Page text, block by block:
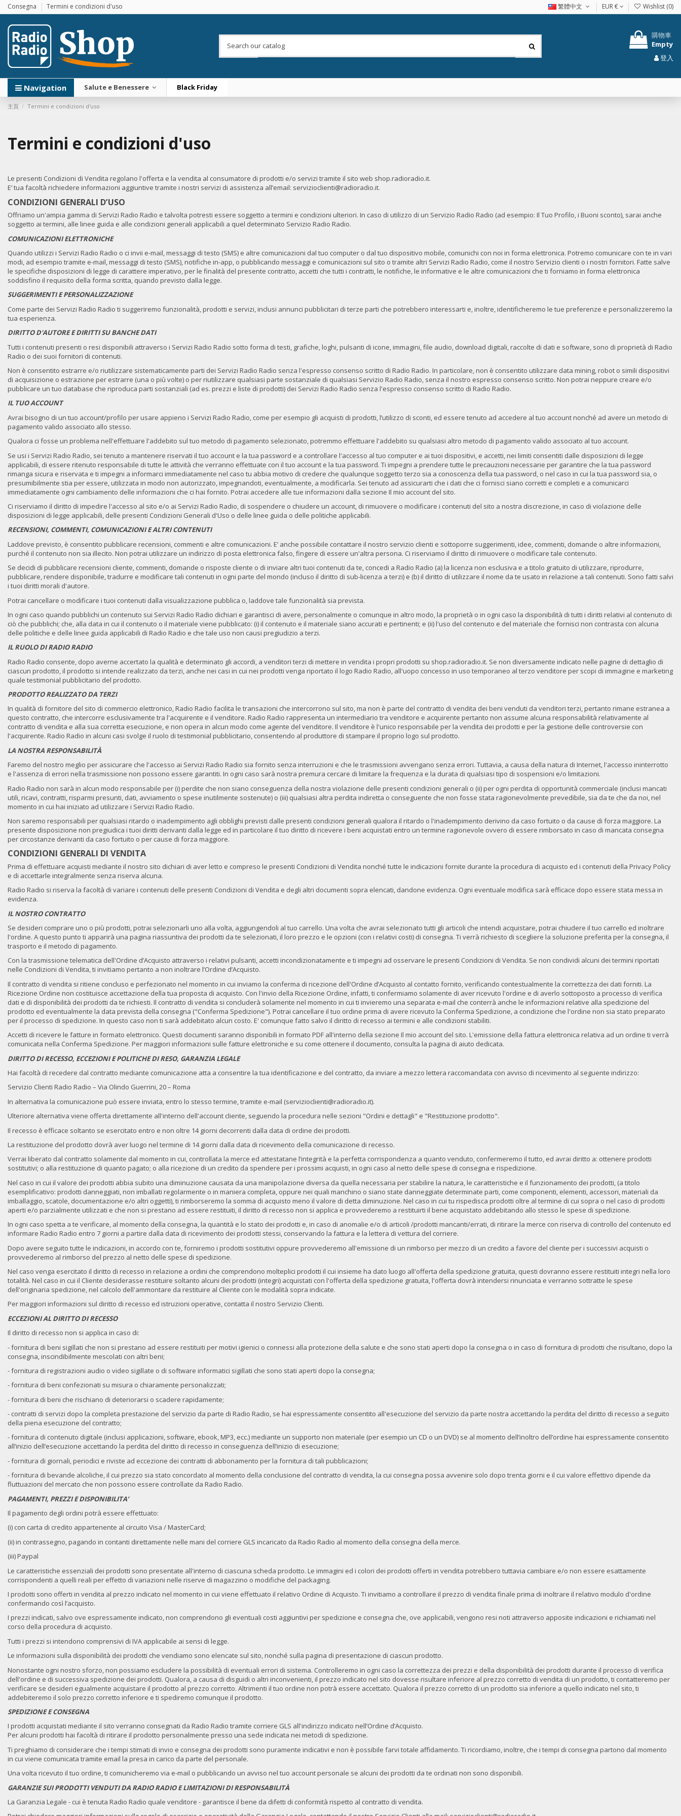
Consegna Termini e condizioni d'uso 繁體中文 EUR € Wishlist (0)
購物車
Empty
登入
Navigation Salute e Benessere Black Friday
主頁 Termini e condizioni d'uso
Termini e condizioni d'uso
Le presenti Condizioni di Vendita regolano l'offerta e la vendita al consumatore di prodotti e/o servizi tramite il sito web shop.radioradio.it.
E’ tua facoltà richiedere informazioni aggiuntive tramite i nostri servizi di assistenza all’email: servizioclienti@radioradio.it.
CONDIZIONI GENERALI D’USO
Offriamo un'ampia gamma di Servizi Radio Radio e talvolta potresti essere soggetto a termini e condizioni ulteriori. In caso di utilizzo di un Servizio Radio Radio (ad esempio: Il Tuo Profilo, i Buoni sconto), sarai anche
soggetto ai termini, alle linee guida e alle condizioni generali applicabili a quel determinato Servizio Radio Radio.
COMUNICAZIONI ELETTRONICHE
Quando utilizzi i Servizi Radio Radio o ci invii e-mail, messaggi di testo (SMS) e altre comunicazioni dal tuo computer o dal tuo dispositivo mobile, comunichi con noi in forma elettronica. Potremo comunicare con te in vari
modi, ad esempio tramite e-mail, messaggi di testo (SMS), notifiche in-app, o pubblicando messaggi e comunicazioni sul sito o tramite altri Servizi Radio Radio, come il nostro Servizio clienti o i nostri fornitori. Fatte salve
le specifiche disposizioni di legge di carattere imperativo, per le finalità del presente contratto, accetti che tutti i contratti, le notifiche, le informative e le altre comunicazioni che ti forniamo in forma elettronica
soddisfino il requisito della forma scritta, quando previsto dalla legge.
SUGGERIMENTI E PERSONALIZZAZIONE
Come parte dei Servizi Radio Radio ti suggeriremo funzionalità, prodotti e servizi, inclusi annunci pubblicitari di terze parti che potrebbero interessarti e, inoltre, identificheremo le tue preferenze e personalizzeremo la
tua esperienza.
DIRITTO D'AUTORE E DIRITTI SU BANCHE DATI
Tutti i contenuti presenti o resi disponibili attraverso i Servizi Radio Radio sotto forma di testi, grafiche, loghi, pulsanti di icone, immagini, file audio, download digitali, raccolte di dati e software, sono di proprietà di Radio
Radio o dei suoi fornitori di contenuti.
Non è consentito estrarre e/o riutilizzare sistematicamente parti dei Servizi Radio Radio senza l'espresso consenso scritto di Radio Radio. In particolare, non è consentito utilizzare data mining, robot o simili dispositivi
di acquisizione o estrazione per estrarre (una o più volte) o per riutilizzare qualsiasi parte sostanziale di qualsiasi Servizio Radio Radio, senza il nostro espresso consenso scritto. Non potrai neppure creare e/o
pubblicare un tuo database che riproduca parti sostanziali (ad es. prezzi e liste di prodotti) dei Servizi Radio Radio senza l'espresso consenso scritto di Radio Radio.
IL TUO ACCOUNT
Avrai bisogno di un tuo account/profilo per usare appieno i Servizi Radio Radio, come per esempio gli acquisti di prodotti, l’utilizzo di sconti, ed essere tenuto ad accedere al tuo account nonché ad avere un metodo di
pagamento valido associato allo stesso.
Qualora ci fosse un problema nell'effettuare l'addebito sul tuo metodo di pagamento selezionato, potremmo effettuare l'addebito su qualsiasi altro metodo di pagamento valido associato al tuo account.
Se usi i Servizi Radio Radio, sei tenuto a mantenere riservati il tuo account e la tua password e a controllare l'accesso al tuo computer e ai tuoi dispositivi, e accetti, nei limiti consentiti dalle disposizioni di legge
applicabili, di essere ritenuto responsabile di tutte le attività che verranno effettuate con il tuo account e la tua password. Ti impegni a prendere tutte le precauzioni necessarie per garantire che la tua password
rimanga sicura e riservata e ti impegni a informarci immediatamente nel caso tu abbia motivo di credere che qualunque soggetto terzo sia a conoscenza della tua password, o nel caso in cui la tua password sia, o
presumibilmente stia per essere, utilizzata in modo non autorizzato, impegnandoti, eventualmente, a modificarla. Sei tenuto ad assicurarti che i dati che ci fornisci siano corretti e completi e a comunicarci
immediatamente ogni cambiamento delle informazioni che ci hai fornito. Potrai accedere alle tue informazioni dalla sezione Il mio account del sito.
Ci riserviamo il diritto di impedire l'accesso al sito e/o ai Servizi Radio Radio, di sospendere o chiudere un account, di rimuovere o modificare i contenuti del sito a nostra discrezione, in caso di violazione delle
disposizioni di legge applicabili, delle presenti Condizioni Generali d'Uso o delle linee guida o delle politiche applicabili.
RECENSIONI, COMMENTI, COMUNICAZIONI E ALTRI CONTENUTI
Laddove previsto, è consentito pubblicare recensioni, commenti e altre comunicazioni. E’ anche possibile contattare il nostro servizio clienti e sottoporre suggerimenti, idee, commenti, domande o altre informazioni,
purché il contenuto non sia illecito. Non potrai utilizzare un indirizzo di posta elettronica falso, fingere di essere un'altra persona. Ci riserviamo il diritto di rimuovere o modificare tale contenuto.
Se decidi di pubblicare recensioni cliente, commenti, domande o risposte cliente o di inviare altri tuoi contenuti da te, concedi a Radio Radio (a) la licenza non esclusiva e a titolo gratuito di utilizzare, riprodurre,
pubblicare, rendere disponibile, tradurre e modificare tali contenuti in ogni parte del mondo (incluso il diritto di sub-licenza a terzi) e (b) il diritto di utilizzare il nome da te usato in relazione a tali contenuti. Sono fatti salvi
i tuoi diritti morali d'autore.
Potrai cancellare o modificare i tuoi contenuti dalla visualizzazione pubblica o, laddove tale funzionalità sia prevista.
In ogni caso quando pubblichi un contenuto sui Servizi Radio Radio dichiari e garantisci di avere, personalmente o comunque in altro modo, la proprietà o in ogni caso la disponibilità di tutti i diritti relativi al contenuto di
ciò che pubblichi; che, alla data in cui il contenuto o il materiale viene pubblicato: (i) il contenuto e il materiale siano accurati e pertinenti; e (ii) l'uso del contenuto e del materiale che fornisci non contrasta con alcuna
delle politiche e delle linee guida applicabili di Radio Radio e che tale uso non causi pregiudizio a terzi.
IL RUOLO DI RADIO RADIO
Radio Radio consente, dopo averne accertato la qualità e determinato gli accordi, a venditori terzi di mettere in vendita i propri prodotti su shop.radioradio.it. Se non diversamente indicato nelle pagine di dettaglio di
ciascun prodotto, il prodotto si intende realizzato da terzi, anche nei casi in cui nei prodotti venga riportato il logo Radio Radio, all'uopo concesso in uso temporaneo al terzo venditore per scopi di immagine e marketing
quale testimonial pubblicitario del prodotto.
PRODOTTO REALIZZATO DA TERZI
In qualità di fornitore del sito di commercio elettronico, Radio Radio facilita le transazioni che intercorrono sul sito, ma non è parte del contratto di vendita dei beni venduti da venditori terzi, pertanto rimane estranea a
questo contratto, che intercorre esclusivamente tra l'acquirente e il venditore. Radio Radio rappresenta un intermediario tra venditore e acquirente pertanto non assume alcuna responsabilità relativamente al
contratto di vendita e alla sua corretta esecuzione, e non opera in alcun modo come agente del venditore. Il venditore è l'unico responsabile per la vendita dei prodotti e per la gestione delle controversie con
l'acquirente. Radio Radio in alcuni casi svolge il ruolo di testimonial pubblicitario, consentendo al produttore di stampare il proprio logo sul prodotto.
LA NOSTRA RESPONSABILITÀ
Faremo del nostro meglio per assicurare che l'accesso ai Servizi Radio Radio sia fornito senza interruzioni e che le trasmissioni avvengano senza errori. Tuttavia, a causa della natura di Internet, l'accesso ininterrotto
e l'assenza di errori nella trasmissione non possono essere garantiti. In ogni caso sarà nostra premura cercare di limitare la frequenza e la durata di qualsiasi tipo di sospensioni e/o limitazioni.
Radio Radio non sarà in alcun modo responsabile per (i) perdite che non siano conseguenza della nostra violazione delle presenti condizioni generali o (ii) per ogni perdita di opportunità commerciale (inclusi mancati
utili, ricavi, contratti, risparmi presunti, dati, avviamento o spese inutilmente sostenute) o (iii) qualsiasi altra perdita indiretta o conseguente che non fosse stata ragionevolmente prevedibile, sia da te che da noi, nel
momento in cui hai iniziato ad utilizzare i Servizi Radio Radio.
Non saremo responsabili per qualsiasi ritardo o inadempimento agli obblighi previsti dalle presenti condizioni generali qualora il ritardo o l'inadempimento derivino da caso fortuito o da cause di forza maggiore. La
presente disposizione non pregiudica i tuoi diritti derivanti dalla legge ed in particolare il tuo diritto di ricevere i beni acquistati entro un termine ragionevole ovvero di essere rimborsato in caso di mancata consegna
per circostanze derivanti da caso fortuito o per cause di forza maggiore.
CONDIZIONI GENERALI DI VENDITA
Prima di effettuare acquisti mediante il nostro sito dichiari di aver letto e compreso le presenti Condizioni di Vendita nonché tutte le indicazioni fornite durante la procedura di acquisto ed i contenuti della Privacy Policy
e di accettarle integralmente senza riserva alcuna.
Radio Radio si riserva la facoltà di variare i contenuti delle presenti Condizioni di Vendita e degli altri documenti sopra elencati, dandone evidenza. Ogni eventuale modifica sarà efficace dopo essere stata messa in
evidenza.
IL NOSTRO CONTRATTO
Se desideri comprare uno o più prodotti, potrai selezionarli uno alla volta, aggiungendoli al tuo carrello. Una volta che avrai selezionato tutti gli articoli che intendi acquistare, potrai chiudere il tuo carrello ed inoltrare
l'ordine. A questo punto ti apparirà una pagina riassuntiva dei prodotti da te selezionati, il loro prezzo e le opzioni (con i relativi costi) di consegna. Ti verrà richiesto di scegliere la soluzione preferita per la consegna, il
trasporto e il metodo di pagamento.
Con la trasmissione telematica dell'Ordine d’Acquisto attraverso i relativi pulsanti, accetti incondizionatamente e ti impegni ad osservare le presenti Condizioni di Vendita. Se non condividi alcuni dei termini riportati
nelle Condizioni di Vendita, ti invitiamo pertanto a non inoltrare l’Ordine d’Acquisto.
Il contratto di vendita si ritiene concluso e perfezionato nel momento in cui inviamo la conferma di ricezione dell'Ordine d’Acquisto al contatto fornito, verificando contestualmente la correttezza dei dati forniti. La
Ricezione Ordine non costituisce accettazione della tua proposta di acquisto. Con l'invio della Ricezione Ordine, infatti, ti confermiamo solamente di aver ricevuto l'ordine e di averlo sottoposto a processo di verifica
dati e di disponibilità dei prodotti da te richiesti. Il contratto di vendita si concluderà solamente nel momento in cui ti invieremo una separata e-mail che conterrà anche le informazioni relative alla spedizione del
prodotto ed eventualmente la data prevista della consegna ("Conferma Spedizione"). Potrai cancellare il tuo ordine prima di avere ricevuto la Conferma Spedizione, a condizione che l'ordine non sia stato preparato
per il processo di spedizione. In questo caso non ti sarà addebitato alcun costo. E' comunque fatto salvo il diritto di recesso ai termini e alle condizioni stabiliti.
Accetti di ricevere le fatture in formato elettronico. Questi documenti saranno disponibili in formato PDF all'interno della sezione Il mio account del sito. L'emissione della fattura elettronica relativa ad un ordine ti verrà
comunicata nella Conferma Spedizione. Per maggiori informazioni sulle fatture elettroniche e su come ottenere il documento, consulta la pagina di aiuto dedicata.
DIRITTO DI RECESSO, ECCEZIONI E POLITICHE DI RESO, GARANZIA LEGALE
Hai facoltà di recedere dal contratto mediante comunicazione atta a consentire la tua identificazione e del contratto, da inviare a mezzo lettera raccomandata con avviso di ricevimento al seguente indirizzo:
Servizio Clienti Radio Radio – Via Olindo Guerrini, 20 – Roma
In alternativa la comunicazione può essere inviata, entro lo stesso termine, tramite e-mail (servizioclienti@radioradio.it).
Ulteriore alternativa viene offerta direttamente all'interno dell'account cliente, seguendo la procedura nelle sezioni "Ordini e dettagli" e "Restituzione prodotto".
Il recesso è efficace soltanto se esercitato entro e non oltre 14 giorni decorrenti dalla data di ordine dei prodotti.
La restituzione del prodotto dovrà aver luogo nel termine di 14 giorni dalla data di ricevimento della comunicazione di recesso.
Verrai liberato dal contratto solamente dal momento in cui, controllata la merce ed attestatane l’integrità e la perfetta corrispondenza a quanto venduto, confermeremo il tutto, ed avrai diritto a: ottenere prodotti
sostitutivi; o alla restituzione di quanto pagato; o alla ricezione di un credito da spendere per i prossimi acquisti, in ogni caso al netto delle spese di consegna e rispedizione.
Nel caso in cui il valore dei prodotti abbia subito una diminuzione causata da una manipolazione diversa da quella necessaria per stabilire la natura, le caratteristiche e il funzionamento dei prodotti, (a titolo
esemplificativo: prodotti danneggiati, non imballati regolarmente o in maniera completa, oppure nei quali manchino o siano state danneggiate determinate parti, come componenti, elementi, accessori, materiali da
imballaggio, scatole, documentazione e/o altri oggetti), ti rimborseremo la somma di acquisto meno il valore di detta diminuzione. Nel caso in cui tu rispedisca prodotti oltre al termine di cui sopra o nel caso di prodotti
aperti e/o parzialmente utilizzati e che non si prestano ad essere restituiti, il diritto di recesso non si applica e provvederemo a restituirti il bene acquistato addebitando allo stesso le spese di spedizione.
In ogni caso spetta a te verificare, al momento della consegna, la quantità e lo stato dei prodotti e, in caso di anomalie e/o di articoli /prodotti mancanti/errati, di ritirare la merce con riserva di controllo del contenuto ed
informare Radio Radio entro 7 giorni a partire dalla data di ricevimento dei prodotti stessi, conservando la fattura e la lettera di vettura del corriere.
Dopo avere seguito tutte le indicazioni, in accordo con te, forniremo i prodotti sostitutivi oppure provvederemo all'emissione di un rimborso per mezzo di un credito a favore del cliente per i successivi acquisti o
provvederemo al rimborso del prezzo al netto delle spese di spedizione.
Nel caso venga esercitato il diritto di recesso in relazione a ordini che comprendono molteplici prodotti il cui insieme ha dato luogo all'offerta della spedizione gratuita, questi dovranno essere restituiti integri nella loro
totalità. Nel caso in cui il Cliente desiderasse restituire soltanto alcuni dei prodotti (integri) acquistati con l'offerta della spedizione gratuita, l'offerta dovrà intendersi rinunciata e verranno sottratte le spese
dell'originaria spedizione, nel calcolo dell'ammontare da restituire al Cliente con le modalità sopra indicate.
Per maggiori informazioni sul diritto di recesso ed istruzioni operative, contatta il nostro Servizio Clienti.
ECCEZIONI AL DIRITTO DI RECESSO
Il diritto di recesso non si applica in caso di:
- fornitura di beni sigillati che non si prestano ad essere restituiti per motivi igienici o connessi alla protezione della salute e che sono stati aperti dopo la consegna o in caso di fornitura di prodotti che risultano, dopo la
consegna, inscindibilmente mescolati con altri beni;
- fornitura di registrazioni audio o video sigillate o di software informatici sigillati che sono stati aperti dopo la consegna;
- fornitura di beni confezionati su misura o chiaramente personalizzati;
- fornitura di beni che rischiano di deteriorarsi o scadere rapidamente;
- contratti di servizi dopo la completa prestazione del servizio da parte di Radio Radio, se hai espressamente consentito all'esecuzione del servizio da parte nostra accettando la perdita del diritto di recesso a seguito
della piena esecuzione del contratto;
- fornitura di contenuto digitale (inclusi applicazioni, software, ebook, MP3, ecc.) mediante un supporto non materiale (per esempio un CD o un DVD) se al momento dell’inoltro dell’ordine hai espressamente consentito
all’inizio dell’esecuzione accettando la perdita del diritto di recesso in conseguenza dell’inizio di esecuzione;
- fornitura di giornali, periodici e riviste ad eccezione dei contratti di abbonamento per la fornitura di tali pubblicazioni;
- fornitura di bevande alcoliche, il cui prezzo sia stato concordato al momento della conclusione del contratto di vendita, la cui consegna possa avvenire solo dopo trenta giorni e il cui valore effettivo dipende da
fluttuazioni del mercato che non possono essere controllate da Radio Radio.
PAGAMENTI, PREZZI E DISPONIBILITA’
Il pagamento degli ordini potrà essere effettuato:
(i) con carta di credito appartenente al circuito Visa / MasterCard;
(ii) in contrassegno, pagando in contanti direttamente nelle mani del corriere GLS incaricato da Radio Radio al momento della consegna della merce.
(iii) Paypal
Le caratteristiche essenziali dei prodotti sono presentate all'interno di ciascuna scheda prodotto. Le immagini ed i colori dei prodotti offerti in vendita potrebbero tuttavia cambiare e/o non essere esattamente
corrispondenti a quelli reali per effetto di variazioni nelle riserve di magazzino o modifiche del packaging.
I prodotti sono offerti in vendita al prezzo indicato nel momento in cui viene effettuato il relativo Ordine di Acquisto. Ti invitiamo a controllare il prezzo di vendita finale prima di inoltrare il relativo modulo d'ordine
confermando così l’acquisto.
I prezzi indicati, salvo ove espressamente indicato, non comprendono gli eventuali costi aggiuntivi per spedizione e consegna che, ove applicabili, vengono resi noti attraverso apposite indicazioni e richiamati nel
corso della procedura di acquisto.
Tutti i prezzi si intendono comprensivi di IVA applicabile ai sensi di legge.
Le informazioni sulla disponibilità dei prodotti che vendiamo sono elencate sul sito, nonché sulla pagina di presentazione di ciascun prodotto.
Nonostante ogni nostro sforzo, non possiamo escludere la possibilità di eventuali errori di sistema. Controlleremo in ogni caso la correttezza dei prezzi e della disponibilità dei prodotti durante il processo di verifica
dell'ordine e di successiva spedizione dei prodotti. Qualora, a causa di disguidi o altri inconvenienti, il prezzo indicato nel sito dovesse risultare inferiore al prezzo corretto di vendita di un prodotto, ti contatteremo per
verificare se desideri egualmente acquistare il prodotto al prezzo corretto. Altrimenti il tuo ordine non potrà essere accettato. Qualora il prezzo corretto di un prodotto sia inferiore a quello indicato nel sito, ti
addebiteremo il solo prezzo corretto inferiore e ti spediremo comunque il prodotto.
SPEDIZIONE E CONSEGNA
I prodotti acquistati mediante il sito verranno consegnati da Radio Radio tramite corriere GLS all'indirizzo indicato nell’Ordine d’Acquisto.
Per alcuni prodotti hai facoltà di ritirare il prodotto personalmente presso una sede indicata nei metodi di spedizione.
Ti preghiamo di considerare che i tempi stimati di invio e consegna dei prodotti sono puramente indicativi e non è possibile farvi totale affidamento. Ti ricordiamo, inoltre, che i tempi di consegna partono dal momento
in cui viene comunicata tramite email la presa in carico da parte del personale.
Una volta ricevuto il tuo ordine, ti comunicheremo via e-mail o pubblicando un avviso nel tuo account personale se alcuni dei prodotti da te ordinati non sono disponibili.
GARANZIE SUI PRODOTTI VENDUTI DA RADIO RADIO E LIMITAZIONI DI RESPONSABILITÀ
La Garanzia Legale - cui è tenuta Radio Radio quale venditore - garantisce il bene da difetti di conformità rispetto al contratto di vendita.